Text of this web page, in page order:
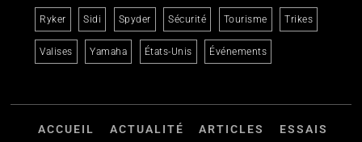
Ryker Sidi Spyder Sécurité Tourisme Trikes
Valises Yamaha États-Unis Événements
ACCUEIL ACTUALITÉ ARTICLES
ESSAIS